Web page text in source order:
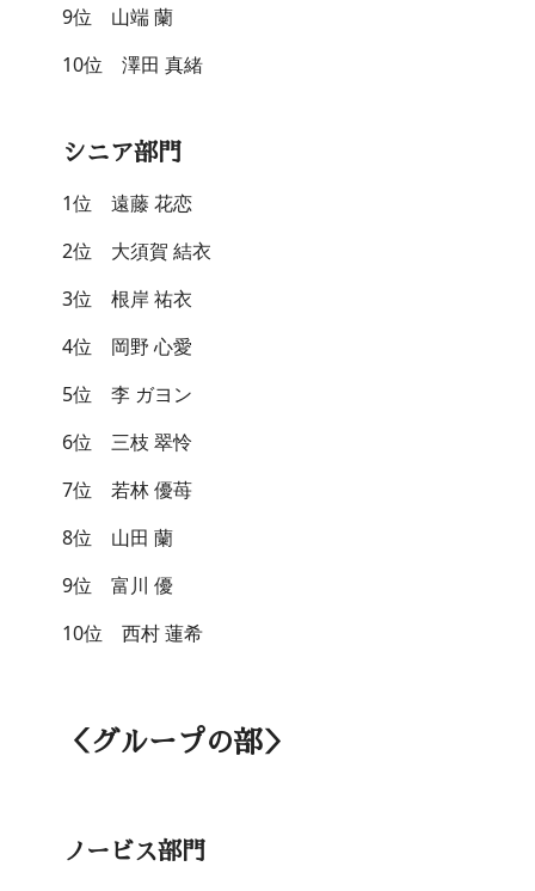
9位 山端 蘭
10位 澤田 真緒
シニア部門
1位 遠藤 花恋
2位 大須賀 結衣
3位 根岸 祐衣
4位 岡野 心愛
5位 李 ガヨン
6位 三枝 翠怜
7位 若林 優苺
8位 山田 蘭
9位 富川 優
10位 西村 蓮希
＜グループの部＞
ノービス部門